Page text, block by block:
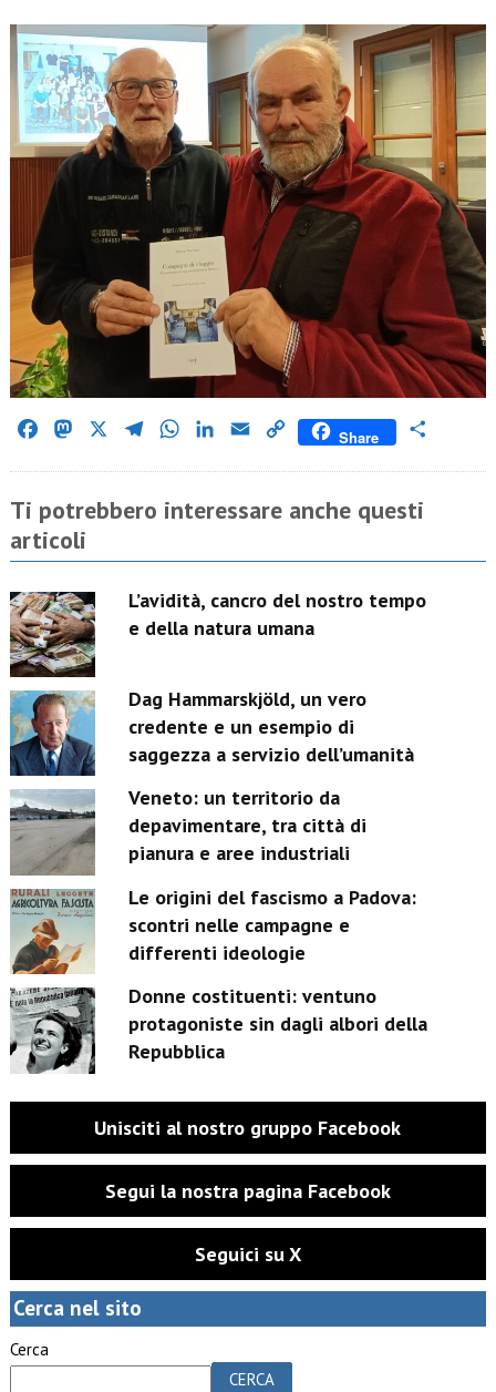
FacebookMastodon TelegramWhatsAppLinkedIn
Email Copy
Share
Ti potrebbero interessare anche questi
articoli
L’avidità, cancro del nostro tempo
e della natura umana
Dag Hammarskjöld, un vero
credente e un esempio di
saggezza a servizio dell’umanità
Veneto: un territorio da
depavimentare, tra città di
pianura e aree industriali
Le origini del fascismo a Padova:
scontri nelle campagne e
differenti ideologie
Donne costituenti: ventuno
protagoniste sin dagli albori della
Repubblica
Unisciti al nostro gruppo Facebook
Segui la nostra pagina Facebook
Seguici su X
Cerca nel sito
Cerca
CERCA